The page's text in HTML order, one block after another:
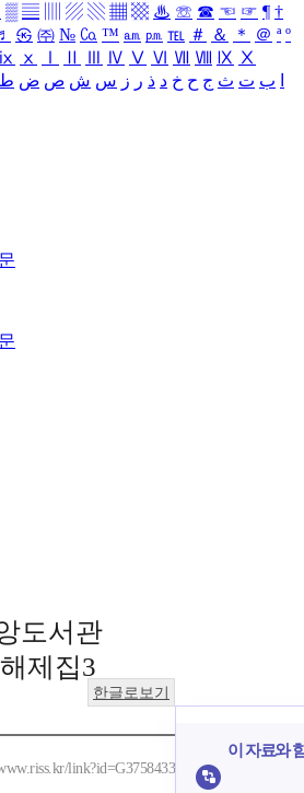
▒ ▤ ▨ ▧ ▦ ▩ ♨ ☏ ☎ ☜ ☞ ¶ †
㉿ ㈜ № ㏇ ™ ㏂ ㏘ ℡ ＃ ＆ ＊ ＠ ª º
ⅸ ⅹ Ⅳ Ⅴ Ⅵ Ⅶ Ⅷ Ⅸ Ⅹ
ب ت ث ج ح خ د ذ ر ز س ش ص ض ط
도서관
제집3
한글로보기
link?id=G3758433
이 자료와